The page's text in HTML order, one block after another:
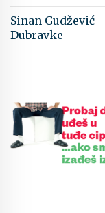
Sinan Gudžević
Dubravke